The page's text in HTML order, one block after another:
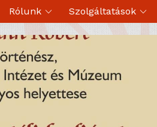
Rólunk expand_more Szolgáltatások expand_more